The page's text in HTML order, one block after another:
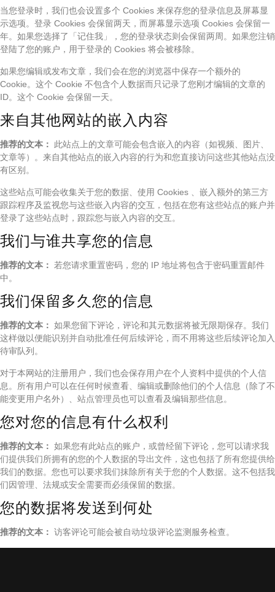
当您登录时，我们也会设置多个 Cookies 来保存您的登录信息及屏幕显
示选项。登录 Cookies 会保留两天，而屏幕显示选项 Cookies 会保留一
年。如果您选择了「记住我」，您的登录状态则会保留两周。如果您注销
登陆了您的账户，用于登录的 Cookies 将会被移除。
如果您编辑或发布文章，我们会在您的浏览器中保存一个额外的
Cookie。这个 Cookie 不包含个人数据而只记录了您刚才编辑的文章的
ID。这个 Cookie 会保留一天。
来自其他网站的嵌入内容
推荐的文本： 此站点上的文章可能会包含嵌入的内容（如视频、图片、
文章等）。来自其他站点的嵌入内容的行为和您直接访问这些其他站点没
有区别。
这些站点可能会收集关于您的数据、使用 Cookies 、嵌入额外的第三方
跟踪程序及监视您与这些嵌入内容的交互，包括在您有这些站点的账户并
登录了这些站点时，跟踪您与嵌入内容的交互。
我们与谁共享您的信息
推荐的文本： 若您请求重置密码，您的 IP 地址将包含于密码重置邮件
中。
我们保留多久您的信息
推荐的文本： 如果您留下评论，评论和其元数据将被无限期保存。我们
这样做以便能识别并自动批准任何后续评论，而不用将这些后续评论加入
待审队列。
对于本网站的注册用户，我们也会保存用户在个人资料中提供的个人信
息。所有用户可以在任何时候查看、编辑或删除他们的个人信息（除了不
能变更用户名外）、站点管理员也可以查看及编辑那些信息。
您对您的信息有什么权利
推荐的文本： 如果您有此站点的账户，或曾经留下评论，您可以请求我
们提供我们所拥有的您的个人数据的导出文件，这也包括了所有您提供给
我们的数据。您也可以要求我们抹除所有关于您的个人数据。这不包括我
们因管理、法规或安全需要而必须保留的数据。
您的数据将发送到何处
推荐的文本： 访客评论可能会被自动垃圾评论监测服务检查。